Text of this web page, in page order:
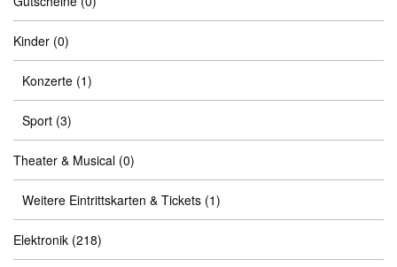
Kinder (0)
Konzerte (1)
Sport (3)
Theater & Musical (0)
Weitere Eintrittskarten & Tickets (1)
Elektronik (218)